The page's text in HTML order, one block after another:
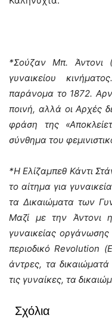
*Σούζαν Μπ. Άντονι
γυναικείου
παράνομα το 1872.
ποινή, αλλά οι Αρχές
φράση της
σύνθημα του
*Η Ελίζαμπεθ Κάντι
το αίτημα για
τα Δικαιώματα των
Mαζί με την Άντονι
γυναικείας
περιοδικό Revolution
άντρες, τα δικαιώματά
τις γυναίκες, τα
Σχόλια